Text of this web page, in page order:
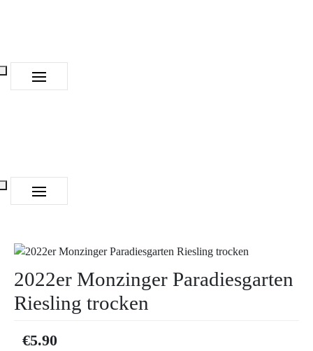
2022er Monzinger Paradiesgarten
Riesling trocken
€5.90